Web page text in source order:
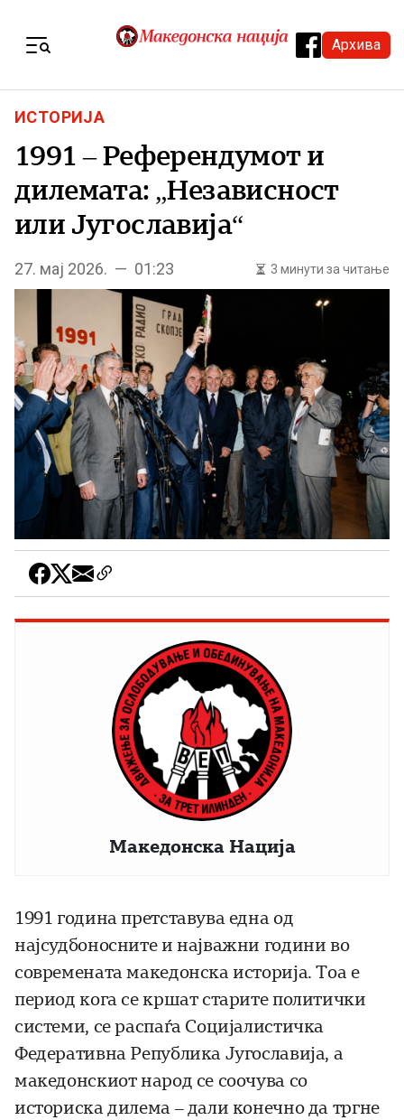
Архива
ИСТОРИЈА
1991 – Референдумот и
дилемата: „Независност
или Југославија“
27. мај 2026. — 01:23 3 минути за читање
Македонска Нација
1991 година претставува една од
најсудбоносните и најважни години во
современата македонска историја. Тоа е
период кога се кршат старите политички
системи, се распаѓа Социјалистичка
Федеративна Република Југославија, а
македонскиот народ се соочува со
историска дилема – дали конечно да тргне